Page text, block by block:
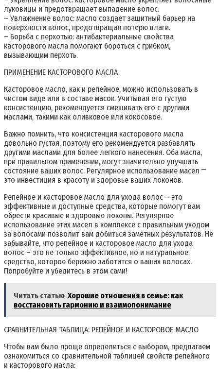
луковицы и предотвращает выпадение волос.
– Увлажнение волос: масло создает защитный барьер на
поверхности волос, предотвращая потерю влаги.
– Борьба с перхотью: антибактериальные свойства
касторового масла помогают бороться с грибком,
вызывающим перхоть.
ПРИМЕНЕНИЕ КАСТОРОВОГО МАСЛА
Касторовое масло, как и репейное, можно использовать в
чистом виде или в составе масок. Учитывая его густую
консистенцию, рекомендуется смешивать его с другими
маслами, такими как оливковое или кокосовое.
Важно помнить, что консистенция касторового масла
довольно густая, поэтому его рекомендуется разбавлять
другими маслами для более легкого нанесения. Оба масла,
при правильном применении, могут значительно улучшить
состояние ваших волос. Регулярное использование масел ⎻
это инвестиция в красоту и здоровье ваших локонов.
Репейное и касторовое масло для ухода волос – это
эффективные и доступные средства, которые помогут вам
обрести красивые и здоровые локоны. Регулярное
использование этих масел в комплексе с правильным уходом
за волосами позволит вам добиться заметных результатов. Не
забывайте, что репейное и касторовое масло для ухода
волос – это не только эффективное, но и натуральное
средство, которое бережно заботится о ваших волосах.
Попробуйте и убедитесь в этом сами!
Читать статью Хорошие отношения в семье: как
восстановить гармонию и взаимопонимание
СРАВНИТЕЛЬНАЯ ТАБЛИЦА: РЕПЕЙНОЕ И КАСТОРОВОЕ МАСЛО
Чтобы вам было проще определиться с выбором, предлагаем
ознакомиться со сравнительной таблицей свойств репейного
и касторового масла: